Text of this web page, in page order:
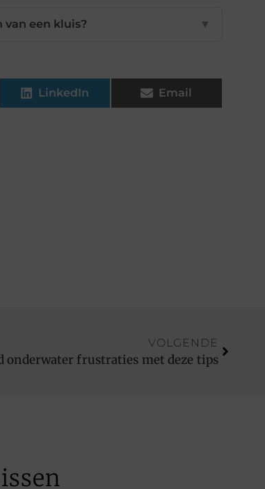
van een kluis? ▼
LinkedIn Email
VOLGENDE
onderwater frustraties met deze tips